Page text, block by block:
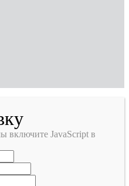
включите JavaScript в